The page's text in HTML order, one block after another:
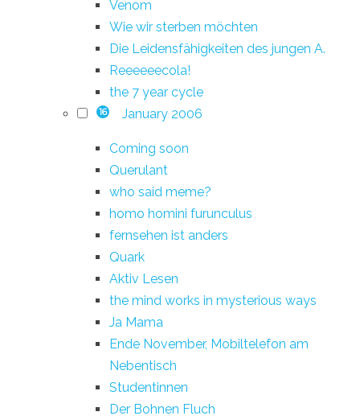
Venom
Wie wir sterben möchten
Die Leidensfähigkeiten des jungen A.
Reeeeeecola!
the 7 year cycle
16 January 2006
Coming soon
Querulant
who said meme?
homo homini furunculus
fernsehen ist anders
Quark
Aktiv Lesen
the mind works in mysterious ways
Ja Mama
Ende November, Mobiltelefon am
Nebentisch
Studentinnen
Der Bohnen Fluch